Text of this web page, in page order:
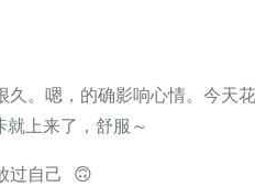
。嗯，的确影响心情。今天
上来了，舒服～
过自己 🙃